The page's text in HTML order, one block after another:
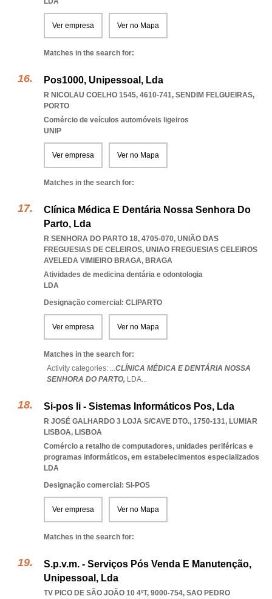
Ver empresa Ver no Mapa
Matches in the search for:
Pos1000, Unipessoal, Lda
R NICOLAU COELHO 1545, 4610-741, SENDIM FELGUEIRAS,
PORTO
Comércio de veículos automóveis ligeiros
UNIP
Ver empresa Ver no Mapa
Matches in the search for:
Clínica Médica E Dentária Nossa Senhora Do
Parto, Lda
R SENHORA DO PARTO 18, 4705-070, UNIÃO DAS
FREGUESIAS DE CELEIROS, UNIAO FREGUESIAS CELEIROS
AVELEDA VIMIEIRO BRAGA, BRAGA
Atividades de medicina dentária e odontologia
LDA
Designação comercial: CLIPARTO
Ver empresa Ver no Mapa
Matches in the search for:
Activity categories: ...CLÍNICA MÉDICA E DENTÁRIA NOSSA
SENHORA DO PARTO, LDA...
Si-pos Ii - Sistemas Informáticos Pos, Lda
R JOSÉ GALHARDO 3 LOJA S/CAVE DTO., 1750-131, LUMIAR
LISBOA, LISBOA
Comércio a retalho de computadores, unidades periféricas e
programas informáticos, em estabelecimentos especializados
LDA
Designação comercial: SI-POS
Ver empresa Ver no Mapa
Matches in the search for:
S.p.v.m. - Serviços Pós Venda E Manutenção,
Unipessoal, Lda
TV PICO DE SÃO JOÃO 10 4ºT, 9000-754, SAO PEDRO